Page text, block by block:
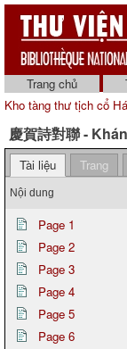
Trang chủ
Kho tàng thư tịch cổ
慶賀詩對聯 -
Tài liệu Trang
Nội dung
Page 1
Page 2
Page 3
Page 4
Page 5
Page 6